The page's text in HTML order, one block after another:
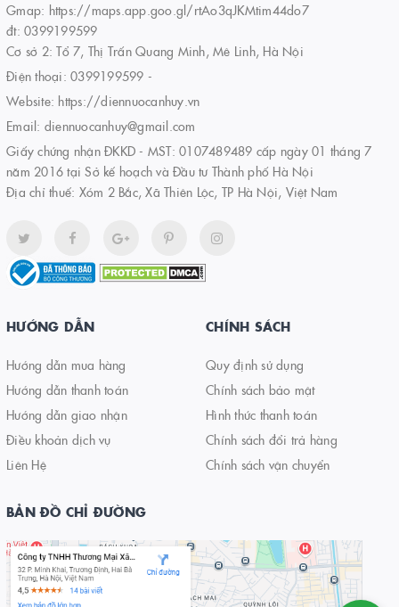
Gmap: https://maps.app.goo.gl/rtAo3qJKMtim44do7
đt: 0399199599
Cơ sở 2: Tổ 7, Thị Trấn Quang Minh, Mê Linh, Hà Nội
Điện thoại: 0399199599 -
Website: https://diennuocanhuy.vn
Email: diennuocanhuy@gmail.com
Giấy chứng nhận ĐKKD - MST: 0107489489 cấp ngày 01 tháng 7
năm 2016 tại Sở kế hoạch và Đầu tư Thành phố Hà Nội
Địa chỉ thuế: Xóm 2 Bắc, Xã Thiên Lộc, TP Hà Nội, Việt Nam
HƯỚNG DẪN
Hướng dẫn mua hàng
Hướng dẫn thanh toán
Hướng dẫn giao nhận
Điều khoản dịch vụ
Liên Hệ
CHÍNH SÁCH
Quy định sử dụng
Chính sách bảo mật
Hình thức thanh toán
Chính sách đổi trả hàng
Chính sách vận chuyển
BẢN ĐỒ CHỈ ĐƯỜNG